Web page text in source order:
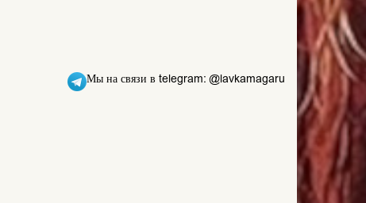
Мы на связи в telegram: @lavkamagaru